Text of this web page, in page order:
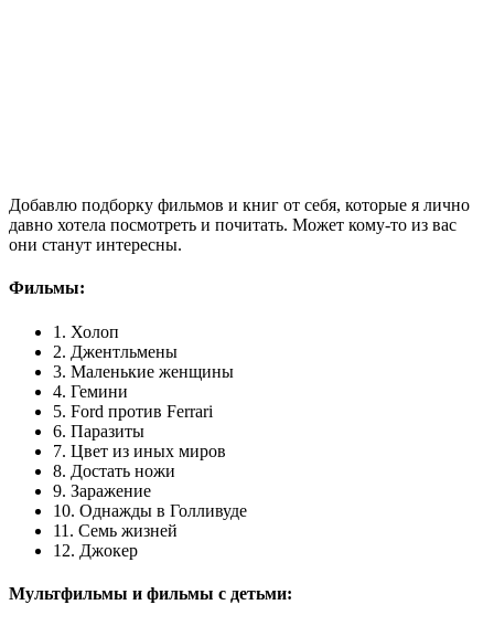
Добавлю подборку фильмов и книг от себя, которые я лично
давно хотела посмотреть и почитать. Может кому-то из вас
они станут интересны.
Фильмы:
1. Холоп
2. Джентльмены
3. Маленькие женщины
4. Гемини
5. Ford против Ferrari
6. Паразиты
7. Цвет из иных миров
8. Достать ножи
9. Заражение
10. Однажды в Голливуде
11. Семь жизней
12. Джокер
Мультфильмы и фильмы с детьми: